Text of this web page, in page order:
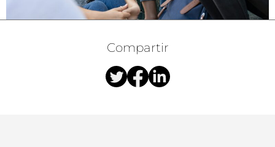
Compartir